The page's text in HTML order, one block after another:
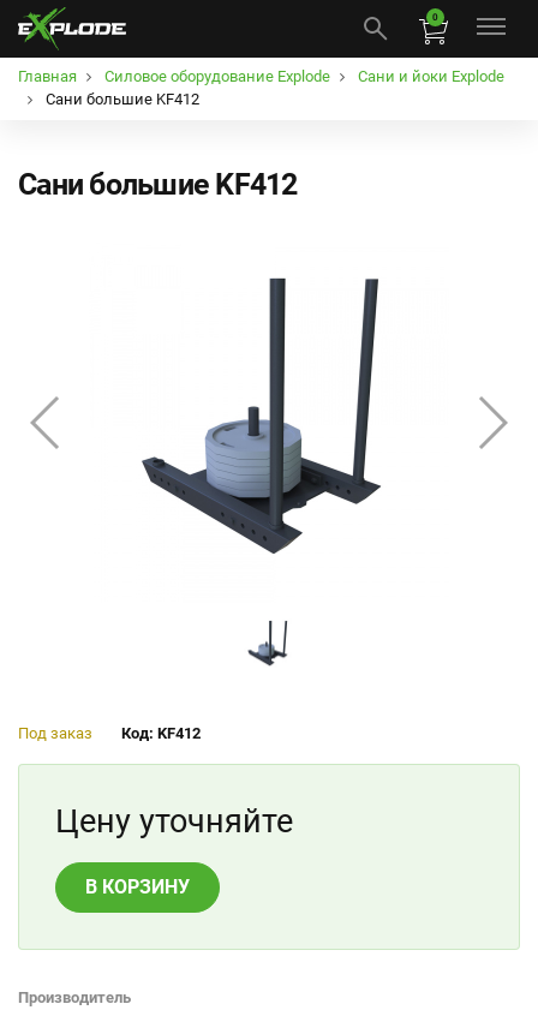
0
Главная Силовое оборудование Explode
Сани и йоки Explode
Сани большие KF412
Сани большие KF412
Под заказ Код: KF412
Цену уточняйте
В КОРЗИНУ
Производитель